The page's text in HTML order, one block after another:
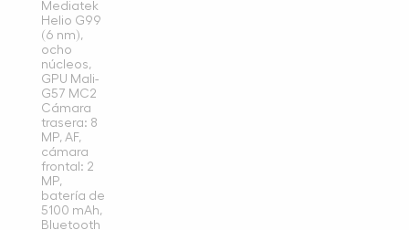
Mediatek
Helio G99
(6 nm),
ocho
núcleos,
GPU Mali-
G57 MC2
Cámara
trasera: 8
MP, AF,
cámara
frontal: 2
MP,
batería de
5100 mAh,
Bluetooth